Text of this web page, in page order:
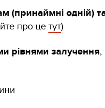
(принаймні одній)
про цетут)
рівнями залучення